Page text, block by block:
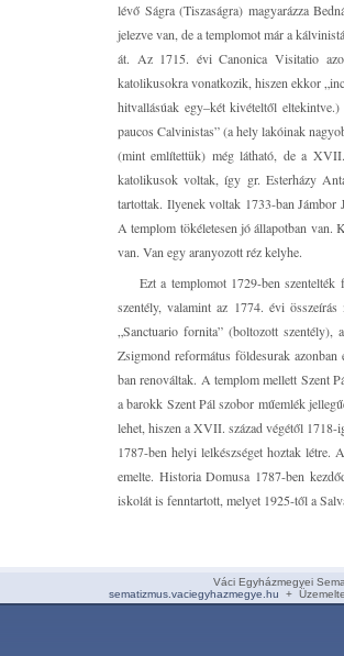
lévő Ságra (Tiszaságra) magyarázza
jelezve van, de a templomot már a
át. Az 1715. évi Canonica Visitatio
katolikusokra vonatkozik, hiszen ekkor
hitvallásúak egy–két kivételtől
paucos Calvinistas” (a hely lakóinak
(mint említettük) még látható, de a
katolikusok voltak, így gr. Esterházy
tartottak. Ilyenek voltak 1733-ban Jámbor
A templom tökéletesen jó állapotban van.
van. Van egy aranyozott réz kelyhe.
Ezt a templomot 1729-ben
szentély, valamint az 1774. évi
„Sanctuario fornita” (boltozott
Zsigmond református földesurak
ban renováltak. A templom mellett Szent
a barokk Szent Pál szobor műemlék
lehet, hiszen a XVII. század végétől 1718-
1787-ben helyi lelkészséget hoztak létre.
emelte. Historia Domusa 1787-ben
iskolát is fenntartott, melyet 1925-től a
Váci Egyházmegyei
sematizmus.vaciegyhazmegye.hu +